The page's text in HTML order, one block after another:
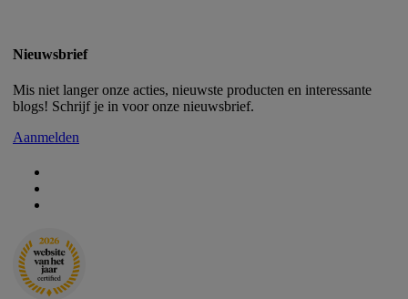
Nieuwsbrief
Mis niet langer onze acties, nieuwste producten en interessante
blogs! Schrijf je in voor onze nieuwsbrief.
Aanmelden